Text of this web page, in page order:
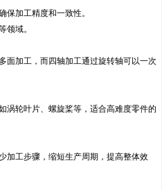
保加工精度和一致性。
领域。
面加工，而四轴加工通过旋转轴可以一次
涡轮叶片、螺旋桨等，适合高难度零件的
加工步骤，缩短生产周期，提高整体效